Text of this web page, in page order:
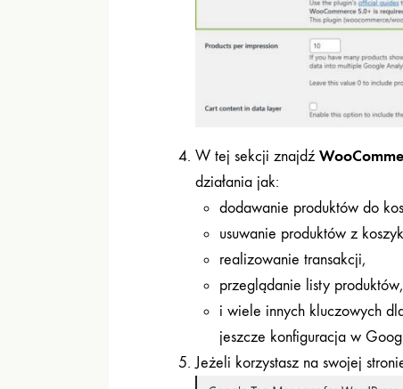
W tej sekcji znajdź
działania jak:
dodawanie produktów do
usuwanie produktów z
realizowanie transakcji,
przeglądanie listy produktów,
i wiele innych kluczowych
jeszcze konfiguracja w
Jeżeli korzystasz na swojej